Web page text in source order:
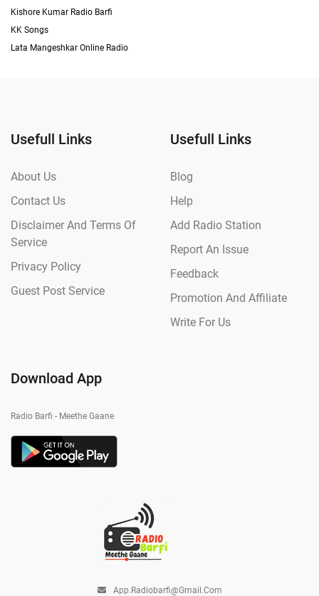
Kishore Kumar Radio Barfi
KK Songs
Lata Mangeshkar Online Radio
Usefull Links
About Us
Contact Us
Disclaimer And Terms Of
Service
Privacy Policy
Guest Post Service
Usefull Links
Blog
Help
Add Radio Station
Report An Issue
Feedback
Promotion And Affiliate
Write For Us
Download App
Radio Barfi - Meethe Gaane
App.radiobarfi@gmail.com